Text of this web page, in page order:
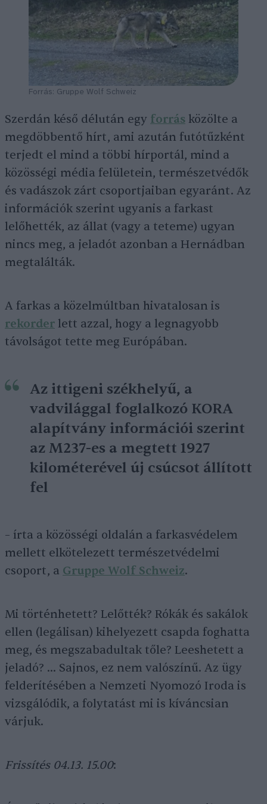
Forrás: Gruppe Wolf Schweiz
Szerdán késő délután egy forrás közölte a
megdöbbentő hírt, ami azután futótűzként
terjedt el mind a többi hírportál, mind a
közösségi média felületein, természetvédők
és vadászok zárt csoportjaiban egyaránt. Az
információk szerint ugyanis a farkast
lelőhették, az állat (vagy a teteme) ugyan
nincs meg, a jeladót azonban a Hernádban
megtalálták.
A farkas a közelmúltban hivatalosan is
rekorder lett azzal, hogy a legnagyobb
távolságot tette meg Európában.
Az ittigeni székhelyű, a
vadvilággal foglalkozó KORA
alapítvány információi szerint
az M237-es a megtett 1927
kilométerével új csúcsot állított
fel
– írta a közösségi oldalán a farkasvédelem
mellett elkötelezett természetvédelmi
csoport, a Gruppe Wolf Schweiz.
Mi történhetett? Lelőtték? Rókák és sakálok
ellen (legálisan) kihelyezett csapda foghatta
meg, és megszabadultak tőle? Leeshetett a
jeladó? … Sajnos, ez nem valószínű. Az ügy
felderítésében a Nemzeti Nyomozó Iroda is
vizsgálódik, a folytatást mi is kíváncsian
várjuk.
Frissítés 04.13. 15.00: